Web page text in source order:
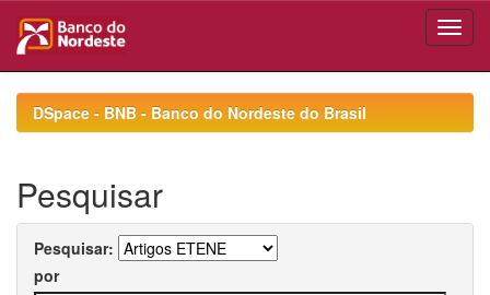
navigationDSpace - BNB - Banco do Nordeste do Brasil
Pesquisar
Pesquisar:
por